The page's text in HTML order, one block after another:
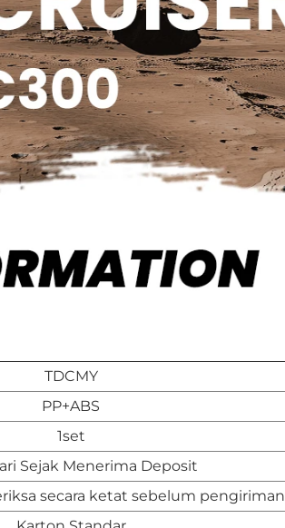
TDCMY
PP+ABS
1set
Sejak Menerima Deposit
secara ketat sebelum pengiriman